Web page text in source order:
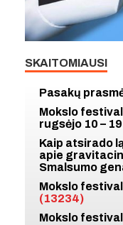
SKAITOMIAUSI
Pasakų
Mokslo
rugsėjo 10 –
Kaip atsirado
apie
Smalsumo
Mokslo
(13234)
Mokslo